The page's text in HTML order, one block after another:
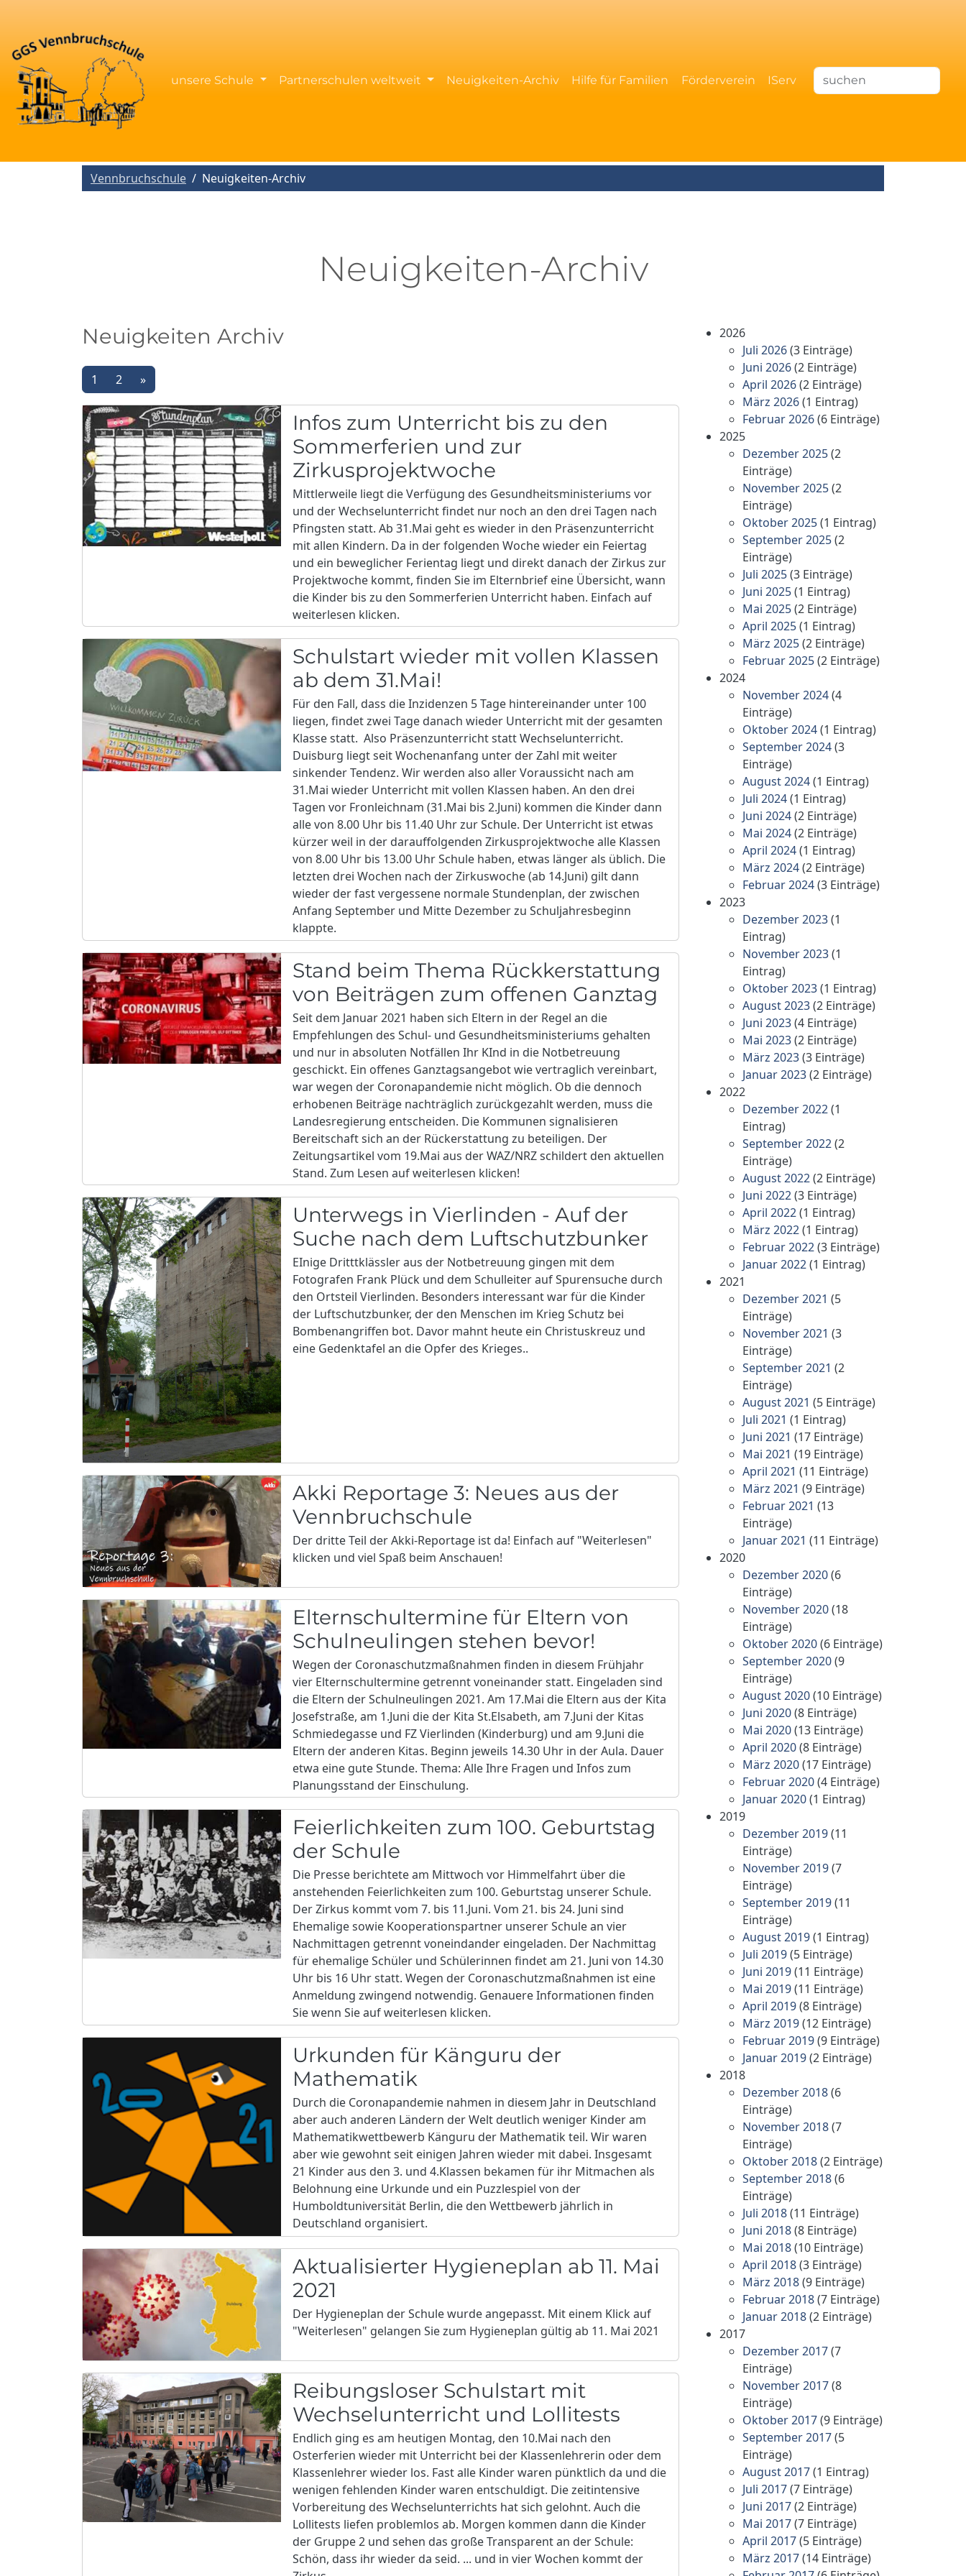
unsere Schule Partnerschulen weltweit Neuigkeiten-Archiv Hilfe für Familien Förderverein IServ
Vennbruchschule Neuigkeiten-Archiv
Neuigkeiten-Archiv
Neuigkeiten Archiv
1 2 »
Infos zum Unterricht bis zu den
Sommerferien und zur
Zirkusprojektwoche
Mittlerweile liegt die Verfügung des Gesundheitsministeriums vor
und der Wechselunterricht findet nur noch an den drei Tagen nach
Pfingsten statt. Ab 31.Mai geht es wieder in den Präsenzunterricht
mit allen Kindern. Da in der folgenden Woche wieder ein Feiertag
und ein beweglicher Ferientag liegt und direkt danach der Zirkus zur
Projektwoche kommt, finden Sie im Elternbrief eine Übersicht, wann
die Kinder bis zu den Sommerferien Unterricht haben. Einfach auf
weiterlesen klicken.
Schulstart wieder mit vollen Klassen
ab dem 31.Mai!
Für den Fall, dass die Inzidenzen 5 Tage hintereinander unter 100
liegen, findet zwei Tage danach wieder Unterricht mit der gesamten
Klasse statt. Also Präsenzunterricht statt Wechselunterricht.
Duisburg liegt seit Wochenanfang unter der Zahl mit weiter
sinkender Tendenz. Wir werden also aller Voraussicht nach am
31.Mai wieder Unterricht mit vollen Klassen haben. An den drei
Tagen vor Fronleichnam (31.Mai bis 2.Juni) kommen die Kinder dann
alle von 8.00 Uhr bis 11.40 Uhr zur Schule. Der Unterricht ist etwas
kürzer weil in der darauffolgenden Zirkusprojektwoche alle Klassen
von 8.00 Uhr bis 13.00 Uhr Schule haben, etwas länger als üblich. Die
letzten drei Wochen nach der Zirkuswoche (ab 14.Juni) gilt dann
wieder der fast vergessene normale Stundenplan, der zwischen
Anfang September und Mitte Dezember zu Schuljahresbeginn
klappte.
Stand beim Thema Rückkerstattung
von Beiträgen zum offenen Ganztag
Seit dem Januar 2021 haben sich Eltern in der Regel an die
Empfehlungen des Schul- und Gesundheitsministeriums gehalten
und nur in absoluten Notfällen Ihr KInd in die Notbetreuung
geschickt. Ein offenes Ganztagsangebot wie vertraglich vereinbart,
war wegen der Coronapandemie nicht möglich. Ob die dennoch
erhobenen Beiträge nachträglich zurückgezahlt werden, muss die
Landesregierung entscheiden. Die Kommunen signalisieren
Bereitschaft sich an der Rückerstattung zu beteiligen. Der
Zeitungsartikel vom 19.Mai aus der WAZ/NRZ schildert den aktuellen
Stand. Zum Lesen auf weiterlesen klicken!
Unterwegs in Vierlinden - Auf der
Suche nach dem Luftschutzbunker
EInige Dritttklässler aus der Notbetreuung gingen mit dem
Fotografen Frank Plück und dem Schulleiter auf Spurensuche durch
den Ortsteil Vierlinden. Besonders interessant war für die Kinder
der Luftschutzbunker, der den Menschen im Krieg Schutz bei
Bombenangriffen bot. Davor mahnt heute ein Christuskreuz und
eine Gedenktafel an die Opfer des Krieges..
Akki Reportage 3: Neues aus der
Vennbruchschule
Der dritte Teil der Akki-Reportage ist da! Einfach auf "Weiterlesen"
klicken und viel Spaß beim Anschauen!
Elternschultermine für Eltern von
Schulneulingen stehen bevor!
Wegen der Coronaschutzmaßnahmen finden in diesem Frühjahr
vier Elternschultermine getrennt voneinander statt. Eingeladen sind
die Eltern der Schulneulingen 2021. Am 17.Mai die Eltern aus der Kita
Josefstraße, am 1.Juni die der Kita St.Elsabeth, am 7.Juni der Kitas
Schmiedegasse und FZ Vierlinden (Kinderburg) und am 9.Juni die
Eltern der anderen Kitas. Beginn jeweils 14.30 Uhr in der Aula. Dauer
etwa eine gute Stunde. Thema: Alle Ihre Fragen und Infos zum
Planungsstand der Einschulung.
Feierlichkeiten zum 100. Geburtstag
der Schule
Die Presse berichtete am Mittwoch vor Himmelfahrt über die
anstehenden Feierlichkeiten zum 100. Geburtstag unserer Schule.
Der Zirkus kommt vom 7. bis 11.Juni. Vom 21. bis 24. Juni sind
Ehemalige sowie Kooperationspartner unserer Schule an vier
Nachmittagen getrennt voneindander eingeladen. Der Nachmittag
für ehemalige Schüler und Schülerinnen findet am 21. Juni von 14.30
Uhr bis 16 Uhr statt. Wegen der Coronaschutzmaßnahmen ist eine
Anmeldung zwingend notwendig. Genauere Informationen finden
Sie wenn Sie auf weiterlesen klicken.
Urkunden für Känguru der
Mathematik
Durch die Coronapandemie nahmen in diesem Jahr in Deutschland
aber auch anderen Ländern der Welt deutlich weniger Kinder am
Mathematikwettbewerb Känguru der Mathematik teil. Wir waren
aber wie gewohnt seit einigen Jahren wieder mit dabei. Insgesamt
21 Kinder aus den 3. und 4.Klassen bekamen für ihr Mitmachen als
Belohnung eine Urkunde und ein Puzzlespiel von der
Humboldtuniversität Berlin, die den Wettbewerb jährlich in
Deutschland organisiert.
Aktualisierter Hygieneplan ab 11. Mai
2021
Der Hygieneplan der Schule wurde angepasst. Mit einem Klick auf
"Weiterlesen" gelangen Sie zum Hygieneplan gültig ab 11. Mai 2021
Reibungsloser Schulstart mit
Wechselunterricht und Lollitests
Endlich ging es am heutigen Montag, den 10.Mai nach den
Osterferien wieder mit Unterricht bei der Klassenlehrerin oder dem
Klassenlehrer wieder los. Fast alle Kinder waren pünktlich da und die
wenigen fehlenden Kinder waren entschuldigt. Die zeitintensive
Vorbereitung des Wechselunterrichts hat sich gelohnt. Auch die
Lollitests liefen problemlos ab. Morgen kommen dann die Kinder
der Gruppe 2 und sehen das große Transparent an der Schule:
Schön, dass ihr wieder da seid. ... und in vier Wochen kommt der
2026
Juli 2026(3 Einträge)
Juni 2026(2 Einträge)
April 2026(2 Einträge)
März 2026(1 Eintrag)
Februar 2026(6 Einträge)
2025
Dezember 2025(2
Einträge)
November 2025(2
Einträge)
Oktober 2025(1 Eintrag)
September 2025(2
Einträge)
Juli 2025(3 Einträge)
Juni 2025(1 Eintrag)
Mai 2025(2 Einträge)
April 2025(1 Eintrag)
März 2025(2 Einträge)
Februar 2025(2 Einträge)
2024
November 2024(4
Einträge)
Oktober 2024(1 Eintrag)
September 2024(3
Einträge)
August 2024(1 Eintrag)
Juli 2024(1 Eintrag)
Juni 2024(2 Einträge)
Mai 2024(2 Einträge)
April 2024(1 Eintrag)
März 2024(2 Einträge)
Februar 2024(3 Einträge)
2023
Dezember 2023(1
Eintrag)
November 2023(1
Eintrag)
Oktober 2023(1 Eintrag)
August 2023(2 Einträge)
Juni 2023(4 Einträge)
Mai 2023(2 Einträge)
März 2023(3 Einträge)
Januar 2023(2 Einträge)
2022
Dezember 2022(1
Eintrag)
September 2022(2
Einträge)
August 2022(2 Einträge)
Juni 2022(3 Einträge)
April 2022(1 Eintrag)
März 2022(1 Eintrag)
Februar 2022(3 Einträge)
Januar 2022(1 Eintrag)
2021
Dezember 2021 (5
Einträge)
November 2021 (3
Einträge)
September 2021 (2
Einträge)
August 2021 (5 Einträge)
Juli 2021 (1 Eintrag)
Juni 2021 (17 Einträge)
Mai 2021 (19 Einträge)
April 2021 (11 Einträge)
März 2021 (9 Einträge)
Februar 2021 (13
Einträge)
Januar 2021 (11 Einträge)
2020
Dezember 2020(6
Einträge)
November 2020(18
Einträge)
Oktober 2020(6 Einträge)
September 2020(9
Einträge)
August 2020(10 Einträge)
Juni 2020(8 Einträge)
Mai 2020(13 Einträge)
April 2020(8 Einträge)
März 2020(17 Einträge)
Februar 2020(4 Einträge)
Januar 2020(1 Eintrag)
2019
Dezember 2019(11
Einträge)
November 2019(7
Einträge)
September 2019(11
Einträge)
August 2019(1 Eintrag)
Juli 2019(5 Einträge)
Juni 2019(11 Einträge)
Mai 2019(11 Einträge)
April 2019(8 Einträge)
März 2019(12 Einträge)
Februar 2019(9 Einträge)
Januar 2019(2 Einträge)
2018
Dezember 2018(6
Einträge)
November 2018(7
Einträge)
Oktober 2018(2 Einträge)
September 2018(6
Einträge)
Juli 2018(11 Einträge)
Juni 2018(8 Einträge)
Mai 2018(10 Einträge)
April 2018(3 Einträge)
März 2018(9 Einträge)
Februar 2018(7 Einträge)
Januar 2018(2 Einträge)
2017
Dezember 2017(7
Einträge)
November 2017(8
Einträge)
Oktober 2017(9 Einträge)
September 2017(5
Einträge)
August 2017(1 Eintrag)
Juli 2017(7 Einträge)
Juni 2017(2 Einträge)
Mai 2017(7 Einträge)
April 2017(5 Einträge)
März 2017(14 Einträge)